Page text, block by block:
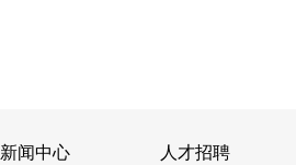
新闻中心 人才招聘